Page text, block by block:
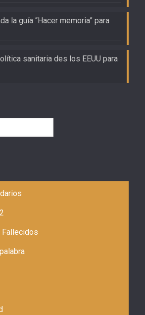
la guía “Hacer memoria” para
sanitaria des los EEUU para
Fallecidos